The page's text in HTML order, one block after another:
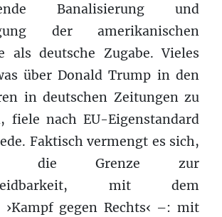
Banalisierung und
der amerikanischen
als deutsche Zugabe. Vieles
über Donald Trump in den
in deutschen Zeitungen zu
fiele nach EU-Eigenstandard
Faktisch vermengt es sich,
die Grenze zur
mit dem
›Kampf gegen Rechts‹ –: mit